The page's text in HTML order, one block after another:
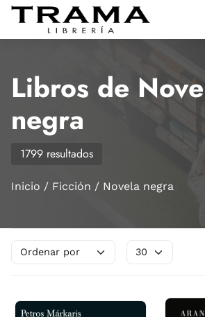
Saltar al contenido principal
Libros de
negra
1799 resultados
Inicio Ficción Novela negra